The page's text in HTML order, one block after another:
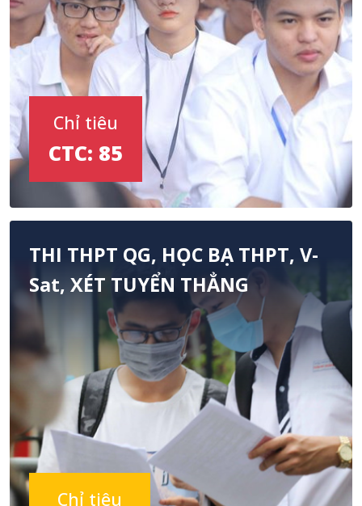
Chỉ tiêu
CTC: 85
THI THPT QG, HỌC BẠ THPT, V-
Sat, XÉT TUYỂN THẲNG
Chỉ tiêu